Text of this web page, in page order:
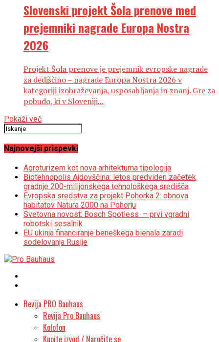
Slovenski projekt Šola prenove med
prejemniki nagrade Europa Nostra
2026
Projekt Šola prenove je prejemnik evropske nagrade
za dediščino – nagrade Europa Nostra 2026 v
kategoriji izobraževanja, usposabljanja in znanj. Gre za
pobudo, ki v Sloveniji...
Pokaži več
Najnovejši prispevki
Agroturizem kot nova arhitekturna tipologija
Biotehnopolis Ajdovščina: letos predviden začetek
gradnje 200-milijonskega tehnološkega središča
Evropska sredstva za projekt Pohorka 2: obnova
habitatov Natura 2000 na Pohorju
Svetovna novost: Bosch Spotless – prvi vgradni
robotski sesalnik
EU ukinja financiranje beneškega bienala zaradi
sodelovanja Rusije
Revija PRO Bauhaus
Revija Pro Bauhaus
Kolofon
Kupite izvod / Naročite se